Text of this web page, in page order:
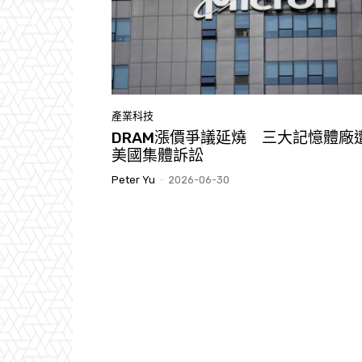
產業科技
DRAM漲價爭議延燒 三大記憶體廠
美國集體訴訟
Peter Yu - 2026-06-30